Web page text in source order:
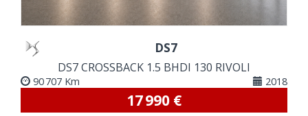
DS7
DS7 CROSSBACK 1.5 BHDI 130 RIVOLI
90 707 Km 2018
17 990 €